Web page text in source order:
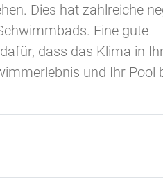
Dies hat zahlreiche
Eine gute
dass das Klima in
und Ihr Pool